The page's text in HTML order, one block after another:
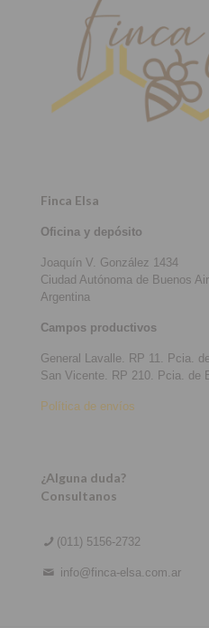
Finca Elsa
Oficina y depósito
Joaquín V. González 1434
Ciudad Autónoma de Buenos
Argentina
Campos productivos
General Lavalle. RP 11. Pcia.
San Vicente. RP 210. Pcia. de
Política de envíos
¿Alguna duda?
Consultanos
(011) 5156-2732
info@finca-elsa.com.ar